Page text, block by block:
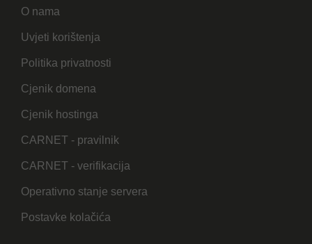
O nama
Uvjeti korištenja
Politika privatnosti
Cjenik domena
Cjenik hostinga
CARNET - pravilnik
CARNET - verifikacija
Operativno stanje servera
Postavke kolačića